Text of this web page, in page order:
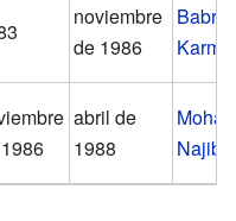
noviembre
de 1986
abril de
1988